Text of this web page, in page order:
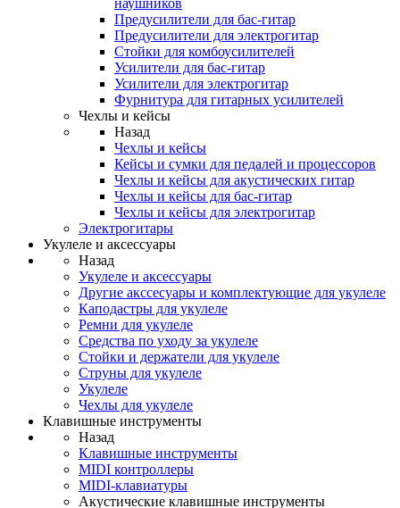
наушников
Предусилители для бас-гитар
Предусилители для электрогитар
Стойки для комбоусилителей
Усилители для бас-гитар
Усилители для электрогитар
Фурнитура для гитарных усилителей
Чехлы и кейсы
Назад
Чехлы и кейсы
Кейсы и сумки для педалей и процессоров
Чехлы и кейсы для акустических гитар
Чехлы и кейсы для бас-гитар
Чехлы и кейсы для электрогитар
Электрогитары
Укулеле и аксессуары
Назад
Укулеле и аксессуары
Другие акссесуары и комплектующие для укулеле
Каподастры для укулеле
Ремни для укулеле
Средства по уходу за укулеле
Стойки и держатели для укулеле
Струны для укулеле
Укулеле
Чехлы для укулеле
Клавишные инструменты
Назад
Клавишные инструменты
MIDI контроллеры
MIDI-клавиатуры
Акустические клавишные инструменты